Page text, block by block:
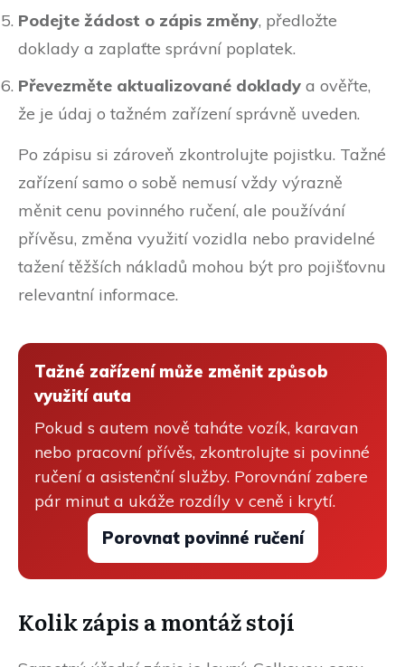
Podejte žádost o zápis změny, předložte
doklady a zaplaťte správní poplatek.
Převezměte aktualizované doklady a ověřte,
že je údaj o tažném zařízení správně uveden.
Po zápisu si zároveň zkontrolujte pojistku. Tažné
zařízení samo o sobě nemusí vždy výrazně
měnit cenu povinného ručení, ale používání
přívěsu, změna využití vozidla nebo pravidelné
tažení těžších nákladů mohou být pro pojišťovnu
relevantní informace.
Tažné zařízení může změnit způsob
využití auta
Pokud s autem nově taháte vozík, karavan
nebo pracovní přívěs, zkontrolujte si povinné
ručení a asistenční služby. Porovnání zabere
pár minut a ukáže rozdíly v ceně i krytí.
Porovnat povinné ručení
Kolik zápis a montáž stojí